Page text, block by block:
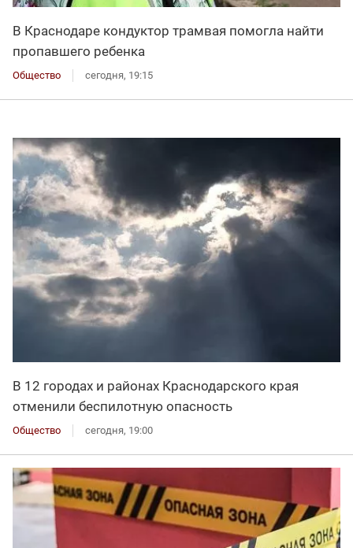
В Краснодаре кондуктор трамвая помогла найти
пропавшего ребенка
Общество сегодня, 19:15
В 12 городах и районах Краснодарского края
отменили беспилотную опасность
Общество сегодня, 19:00